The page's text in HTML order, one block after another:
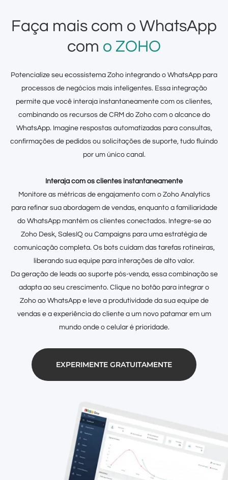
Faça mais com o WhatsApp
com o ZOHO
Potencialize seu ecossistema Zoho integrando o WhatsApp para
processos de negócios mais inteligentes. Essa integração
permite que você interaja instantaneamente com os clientes,
combinando os recursos de CRM do Zoho com o alcance do
WhatsApp. Imagine respostas automatizadas para consultas,
confirmações de pedidos ou solicitações de suporte, tudo fluindo
por um único canal.
Interaja com os clientes instantaneamente
Monitore as métricas de engajamento com o Zoho Analytics
para refinar sua abordagem de vendas, enquanto a familiaridade
do WhatsApp mantém os clientes conectados. Integre-se ao
Zoho Desk, SalesIQ ou Campaigns para uma estratégia de
comunicação completa. Os bots cuidam das tarefas rotineiras,
liberando sua equipe para interações de alto valor.
Da geração de leads ao suporte pós-venda, essa combinação se
adapta ao seu crescimento. Clique no botão para integrar o
Zoho ao WhatsApp e leve a produtividade da sua equipe de
vendas e a experiência do cliente a um novo patamar em um
mundo onde o celular é prioridade.
EXPERIMENTE GRATUITAMENTE